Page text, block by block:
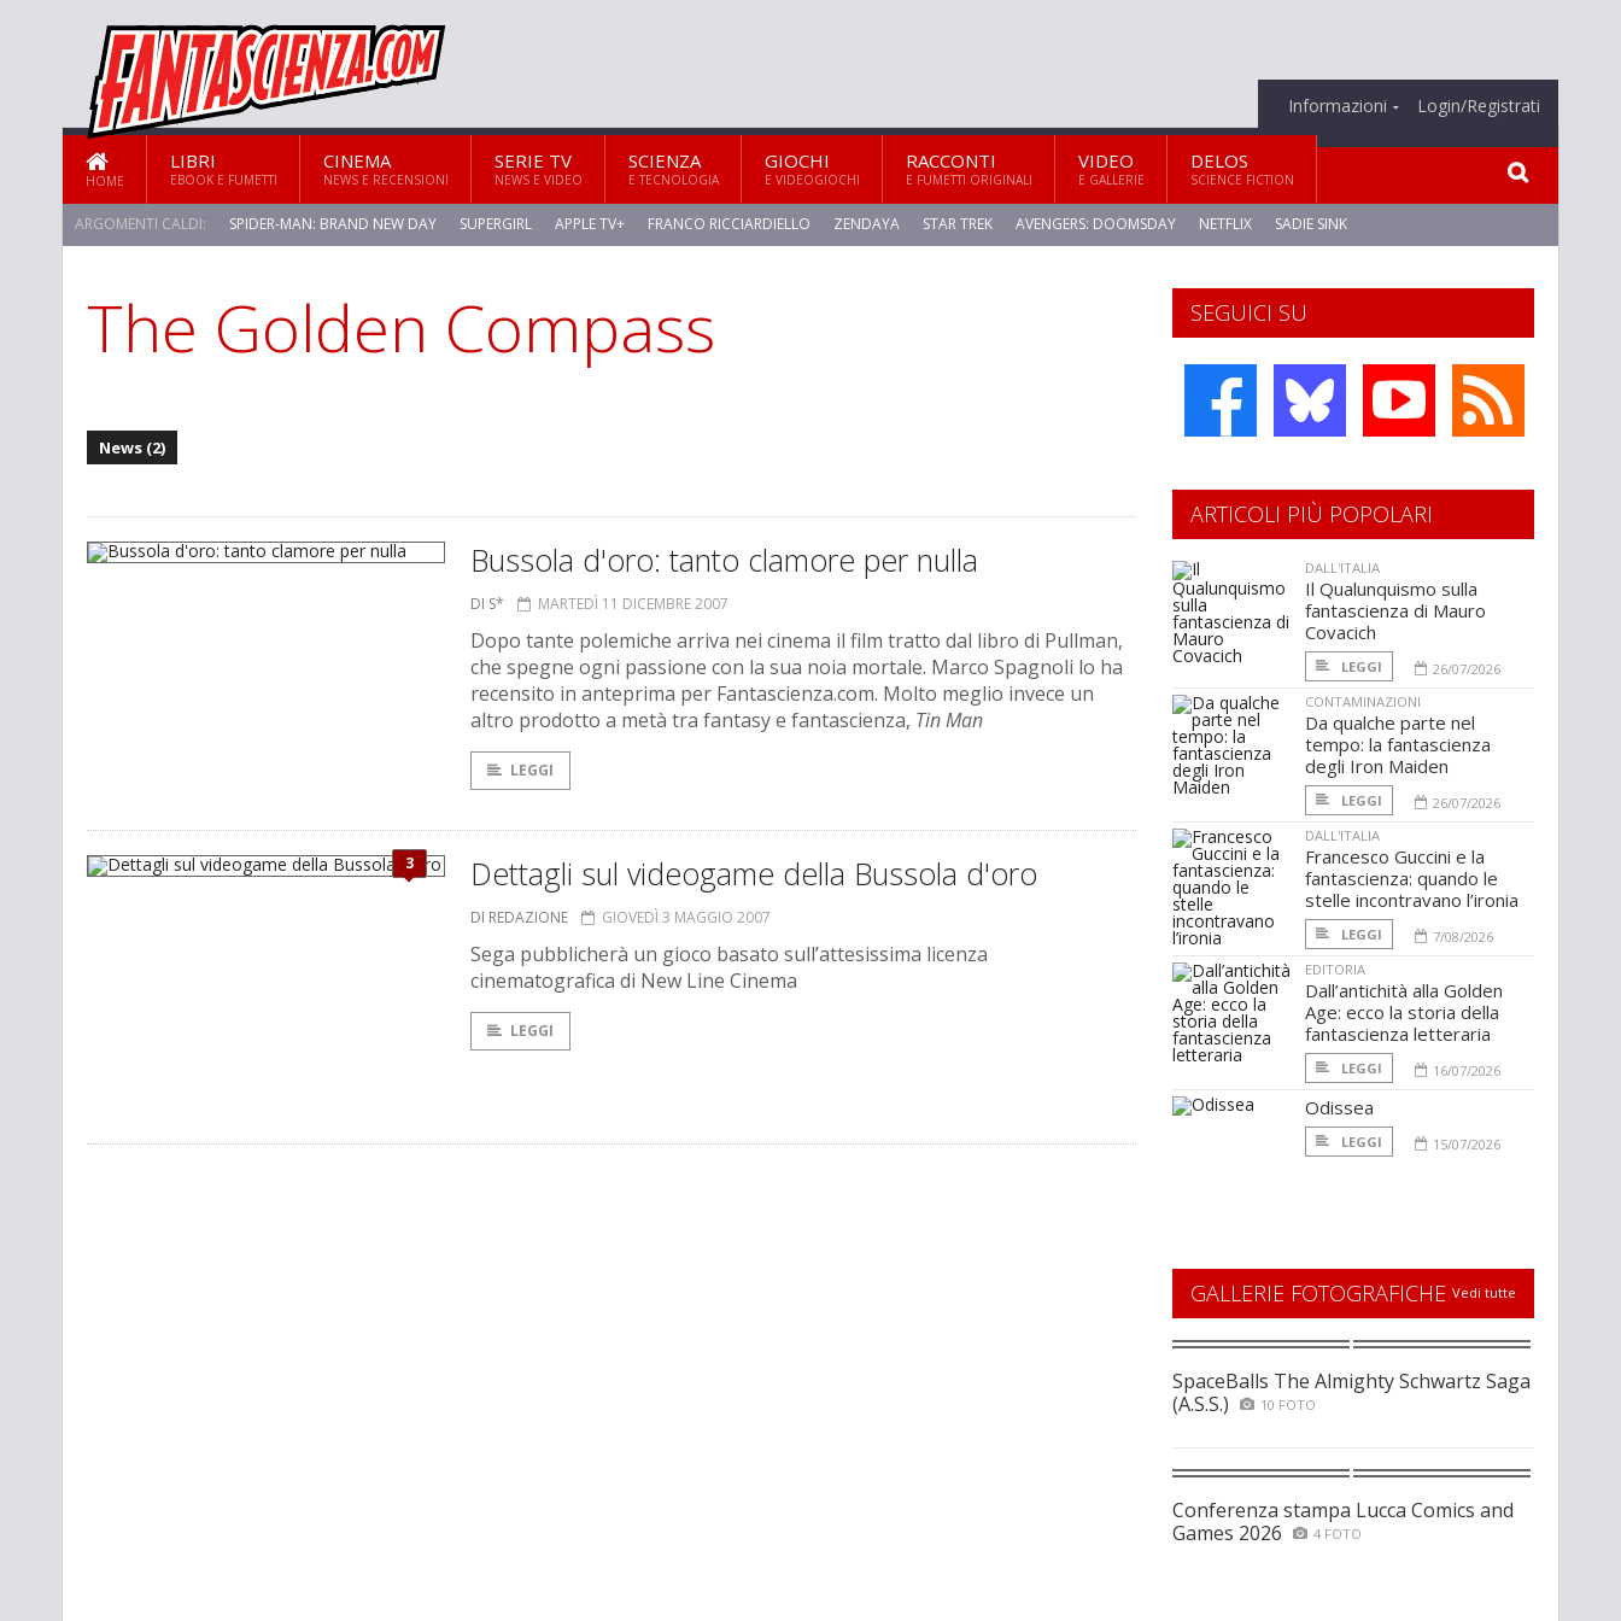
Informazioni Login/Registrati
HOME
LIBRI
EBOOK E FUMETTI
CINEMA
NEWS E RECENSIONI
SERIE TV
NEWS E VIDEO
SCIENZA
E TECNOLOGIA
GIOCHI
E VIDEOGIOCHI
RACCONTI
E FUMETTI ORIGINALI
VIDEO
E GALLERIE
DELOS
SCIENCE FICTION
ARGOMENTI CALDI: SPIDER-MAN: BRAND NEW DAY SUPERGIRL APPLE TV+ FRANCO RICCIARDIELLO ZENDAYA STAR TREK AVENGERS: DOOMSDAY NETFLIX SADIE SINK
STAR TREK: STRANGE NEW WORLDS
The Golden Compass
News (2)
Bussola d'oro: tanto clamore per nulla
DI S* MARTEDÌ 11 DICEMBRE 2007
Dopo tante polemiche arriva nei cinema il film tratto dal libro di Pullman,
che spegne ogni passione con la sua noia mortale. Marco Spagnoli lo ha
recensito in anteprima per Fantascienza.com. Molto meglio invece un
altro prodotto a metà tra fantasy e fantascienza, Tin Man
LEGGI
3 Dettagli sul videogame della Bussola d'oro
DI REDAZIONE GIOVEDÌ 3 MAGGIO 2007
Sega pubblicherà un gioco basato sull’attesissima licenza
cinematografica di New Line Cinema
LEGGI
SEGUICI SU
ARTICOLI PIÙ POPOLARI
DALL'ITALIA
Il Qualunquismo sulla
fantascienza di Mauro
Covacich
LEGGI
26/07/2026
CONTAMINAZIONI
Da qualche parte nel
tempo: la fantascienza
degli Iron Maiden
LEGGI
26/07/2026
DALL'ITALIA
Francesco Guccini e la
fantascienza: quando le
stelle incontravano l’ironia
LEGGI
7/08/2026
EDITORIA
Dall’antichità alla Golden
Age: ecco la storia della
fantascienza letteraria
LEGGI 16/07/2026
Odissea
LEGGI 15/07/2026
GALLERIE FOTOGRAFICHE Vedi tutte
SpaceBalls The Almighty Schwartz Saga
(A.S.S.)
10 FOTO
Conferenza stampa Lucca Comics and
Games 2026
4 FOTO